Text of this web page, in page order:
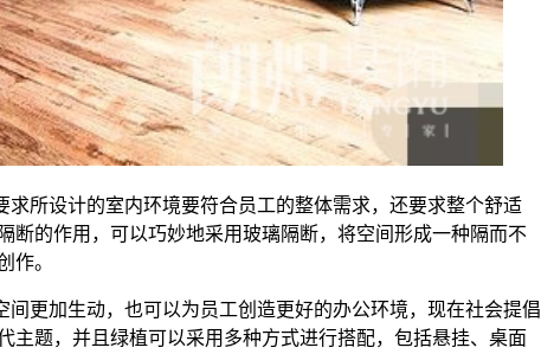
所设计的室内环境要符合员工的整体需求，还要求整个舒适
断的作用，可以巧妙地采用玻璃隔断，将空间形成一种隔而不
作。
更加生动，也可以为员工创造更好的办公环境，现在社会提倡
题，并且绿植可以采用多种方式进行搭配，包括悬挂、桌面